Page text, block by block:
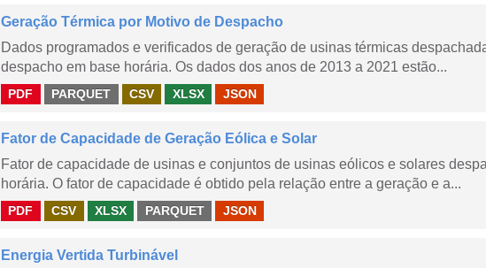
Geração Térmica por Motivo de Despacho
Dados programados e verificados de geração de usinas térmicas
despacho em base horária. Os dados dos anos de 2013 a 2021 estão...
PDF PARQUET CSV XLSX JSON
Fator de Capacidade de Geração Eólica e Solar
Fator de capacidade de usinas e conjuntos de usinas eólicos e solares
horária. O fator de capacidade é obtido pela relação entre a geração e a...
PDF CSV XLSX PARQUET JSON
Energia Vertida Turbinável